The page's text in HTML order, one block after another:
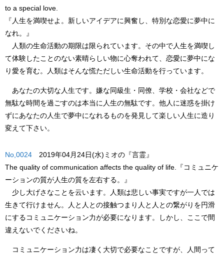
to a special love.
『人生を満喫せよ。新しいアイデアに興奮し、特別な恋愛に夢中に
なれ。』
人類の生命活動の期限は限られています。その中で人生を満喫し
て体験したことのない素晴らしい物に心奪われて、恋愛に夢中にな
り愛を育む。人類はそんな慌ただしい生命活動を行っています。
あなたの大切な人生です。嫌な同級生・同僚、学校・会社などで
無駄な時間を過ごすのは本当に人生の無駄です。他人に迷惑を掛け
ずにあなたの人生で夢中になれるものを発見して楽しい人生に造り
変えて下さい。
No,0024 2019年04月24日(水)ミオの『言霊』
The quality of communication affects the quality of life.
『コミュニケ
ーションの質が人生の質を左右する。』
少し大げさなことを云います。人類は悲しい事実ですが一人では
生きて行けません。人と人との接触つまり人と人との繋がりを円滑
にするコミュニケーション力が必要になります。しかし、ここで間
違えないでくださいね。
コミュニケーション力は凄く大切で必要なことですが、人間って